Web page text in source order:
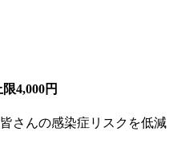
限4,000円
さんの感染症リスクを低減